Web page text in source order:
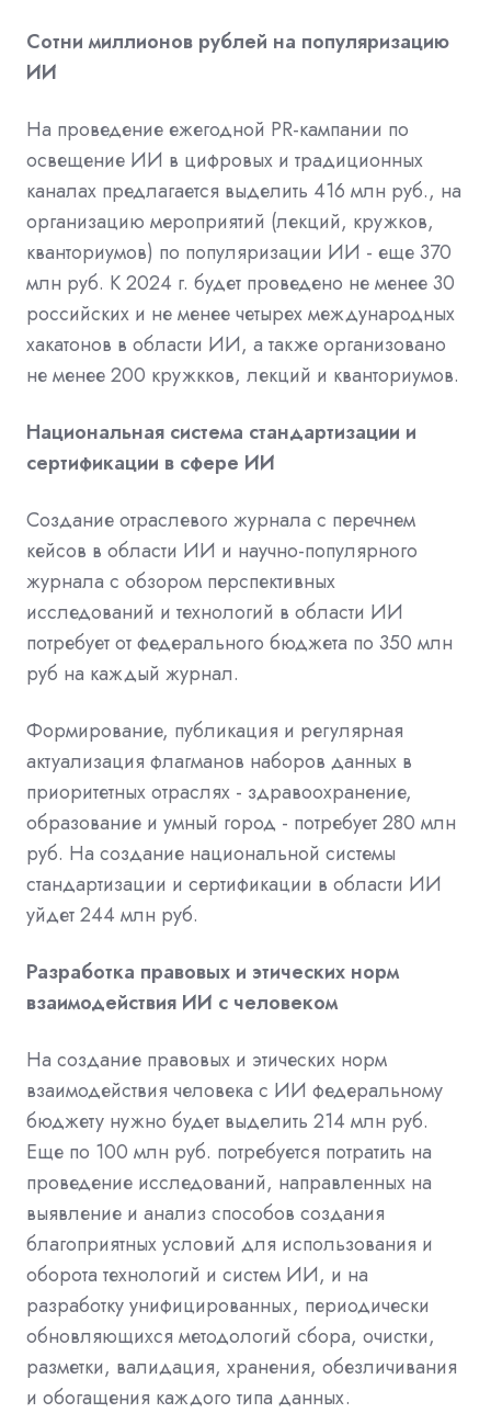
Сотни миллионов рублей на популяризацию
ИИ
На проведение ежегодной PR-кампании по
освещение ИИ в цифровых и традиционных
каналах предлагается выделить 416 млн руб., на
организацию мероприятий (лекций, кружков,
кванториумов) по популяризации ИИ - еще 370
млн руб. К 2024 г. будет проведено не менее 30
российских и не менее четырех международных
хакатонов в области ИИ, а также организовано
не менее 200 кружкков, лекций и кванториумов.
Национальная система стандартизации и
сертификации в сфере ИИ
Создание отраслевого журнала с перечнем
кейсов в области ИИ и научно-популярного
журнала с обзором перспективных
исследований и технологий в области ИИ
потребует от федерального бюджета по 350 млн
руб на каждый журнал.
Формирование, публикация и регулярная
актуализация флагманов наборов данных в
приоритетных отраслях - здравоохранение,
образование и умный город - потребует 280 млн
руб. На создание национальной системы
стандартизации и сертификации в области ИИ
уйдет 244 млн руб.
Разработка правовых и этических норм
взаимодействия ИИ с человеком
На создание правовых и этических норм
взаимодействия человека с ИИ федеральному
бюджету нужно будет выделить 214 млн руб.
Еще по 100 млн руб. потребуется потратить на
проведение исследований, направленных на
выявление и анализ способов создания
благоприятных условий для использования и
оборота технологий и систем ИИ, и на
разработку унифицированных, периодически
обновляющихся методологий сбора, очистки,
разметки, валидация, хранения, обезличивания
и обогащения каждого типа данных.